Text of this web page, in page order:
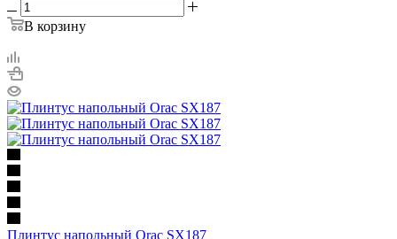
В корзину
Плинтус напольный Orac SX187